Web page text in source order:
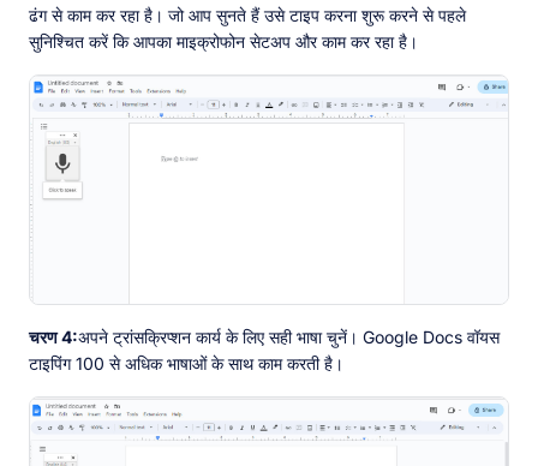
ढंग से काम कर रहा है। जो आप सुनते हैं उसे टाइप करना शुरू करने से पहले
सुनिश्चित करें कि आपका माइक्रोफोन सेटअप और काम कर रहा है।
चरण 4:अपने ट्रांसक्रिप्शन कार्य के लिए सही भाषा चुनें। Google Docs वॉयस
टाइपिंग 100 से अधिक भाषाओं के साथ काम करती है।